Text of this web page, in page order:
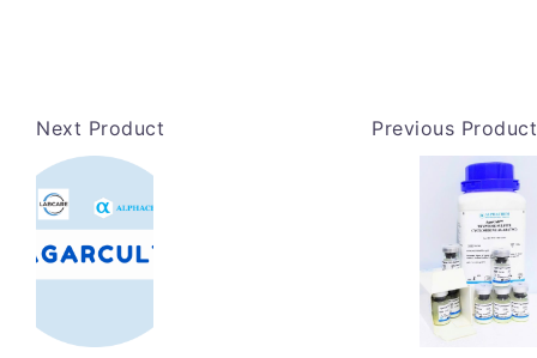
Next Product Previous Product